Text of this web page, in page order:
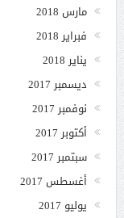
مارس 2018
فبراير 2018
يناير 2018
ديسمبر 2017
نوفمبر 2017
أكتوبر 2017
سبتمبر 2017
أغسطس 2017
يوليو 2017